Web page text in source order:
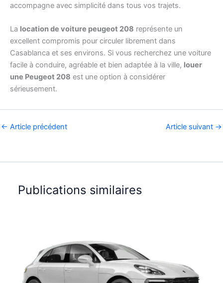
accompagne avec simplicité dans tous vos trajets.
La location de voiture peugeot 208 représente un
excellent compromis pour circuler librement dans
Casablanca et ses environs. Si vous recherchez une voiture
facile à conduire, agréable et bien adaptée à la ville, louer
une Peugeot 208 est une option à considérer
sérieusement.
← Article précédent Article suivant →
Publications similaires